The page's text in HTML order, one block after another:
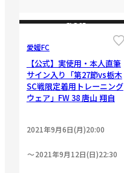
CLOSE
愛媛FC
【公式】実使用・本人直筆
サイン入り「第27節vs栃木
SC戦限定着用トレーニング
ウェア」FW 38 唐山 翔自
2021年9月6日(月)20:00
2021年9月12日(日)22:30